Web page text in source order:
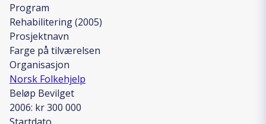
Program
Rehabilitering (2005)
Prosjektnavn
Farge på tilværelsen
Organisasjon
Norsk Folkehjelp
Beløp Bevilget
2006: kr 300 000